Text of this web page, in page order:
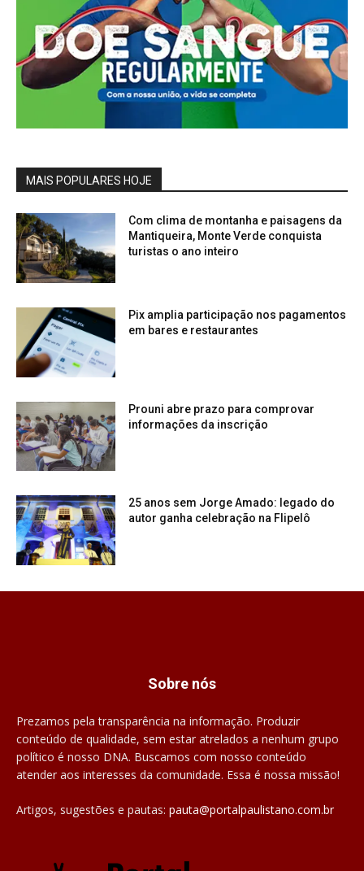
MAIS POPULARES HOJE
Com clima de montanha e paisagens da
Mantiqueira, Monte Verde conquista
turistas o ano inteiro
Pix amplia participação nos pagamentos
em bares e restaurantes
Prouni abre prazo para comprovar
informações da inscrição
25 anos sem Jorge Amado: legado do
autor ganha celebração na Flipelô
Sobre nós
Prezamos pela transparência na informação. Produzir
conteúdo de qualidade, sem estar atrelados a nenhum grupo
político é nosso DNA. Buscamos com nosso conteúdo
atender aos interesses da comunidade. Essa é nossa missão!
Artigos, sugestões e pautas: pauta@portalpaulistano.com.br